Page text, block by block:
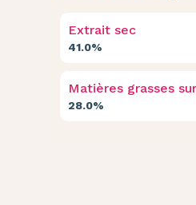
Extrait sec
41.0%
Matières grasses
28.0%